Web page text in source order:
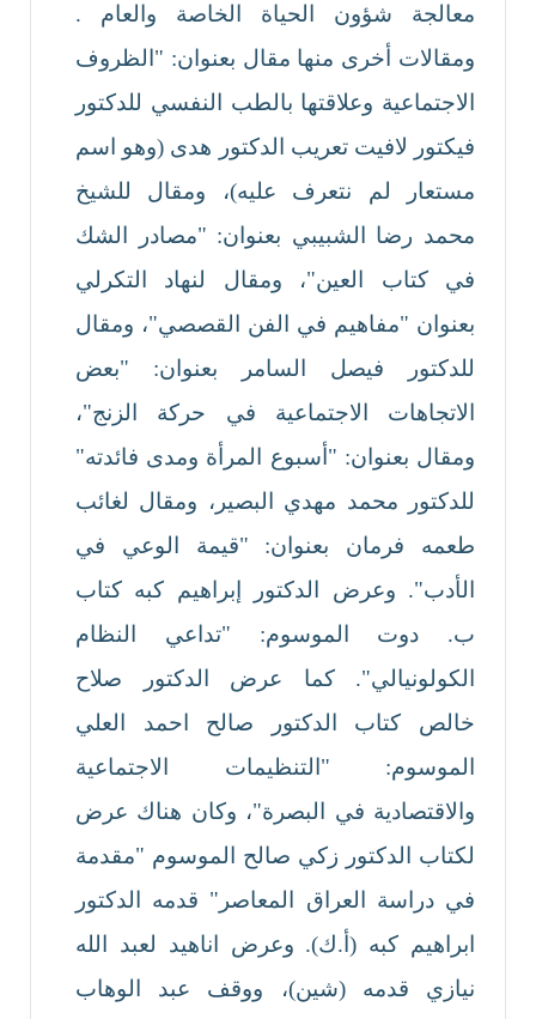
معالجة شؤون الحياة الخاصة والعام .
ومقالات أخرى منها مقال بعنوان: "الظروف
الاجتماعية وعلاقتها بالطب النفسي للدكتور
فيكتور لافيت تعريب الدكتور هدى (وهو اسم
مستعار لم نتعرف عليه)، ومقال للشيخ
محمد رضا الشبيبي بعنوان: "مصادر الشك
في كتاب العين"، ومقال لنهاد التكرلي
بعنوان "مفاهيم في الفن القصصي"، ومقال
للدكتور فيصل السامر بعنوان: "بعض
الاتجاهات الاجتماعية في حركة الزنج"،
ومقال بعنوان: "أسبوع المرأة ومدى فائدته"
للدكتور محمد مهدي البصير، ومقال لغائب
طعمه فرمان بعنوان: "قيمة الوعي في
الأدب". وعرض الدكتور إبراهيم كبه كتاب
ب. دوت الموسوم: "تداعي النظام
الكولونيالي". كما عرض الدكتور صلاح
خالص كتاب الدكتور صالح احمد العلي
الموسوم: "التنظيمات الاجتماعية
والاقتصادية في البصرة"، وكان هناك عرض
لكتاب الدكتور زكي صالح الموسوم "مقدمة
في دراسة العراق المعاصر" قدمه الدكتور
ابراهيم كبه (أ.ك). وعرض اناهيد لعبد الله
نيازي قدمه (شين)، ووقف عبد الوهاب